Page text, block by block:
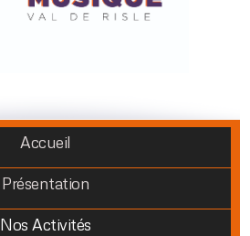
Accueil
Présentation
Nos Activités